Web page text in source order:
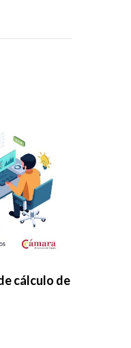
cálculo de